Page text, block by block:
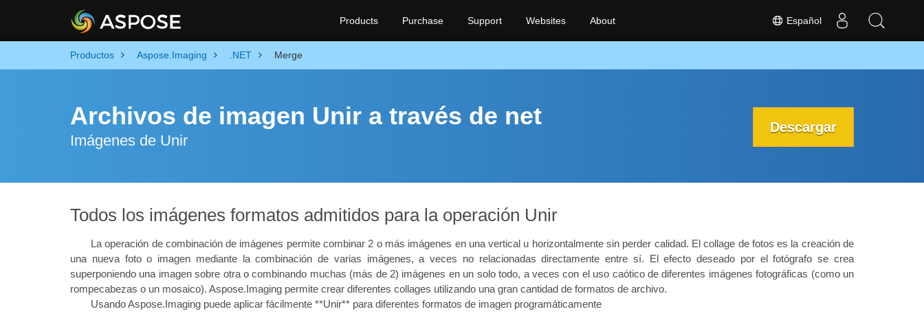
Español
Products Purchase Support Websites About
Productos Aspose.Imaging .NET Merge
Archivos de imagen Unir a través de net
Imágenes de Unir
Descargar
Todos los imágenes formatos admitidos para la operación Unir
La operación de combinación de imágenes permite combinar 2 o más imágenes en una vertical u horizontalmente sin perder calidad. El collage de fotos es la creación de
una nueva foto o imagen mediante la combinación de varias imágenes, a veces no relacionadas directamente entre sí. El efecto deseado por el fotógrafo se crea
superponiendo una imagen sobre otra o combinando muchas (más de 2) imágenes en un solo todo, a veces con el uso caótico de diferentes imágenes fotográficas (como un
rompecabezas o un mosaico). Aspose.Imaging permite crear diferentes collages utilizando una gran cantidad de formatos de archivo.
Usando Aspose.Imaging puede aplicar fácilmente **Unir** para diferentes formatos de imagen programáticamente